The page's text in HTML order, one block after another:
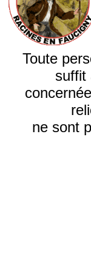
Toute
suffit
ne sont